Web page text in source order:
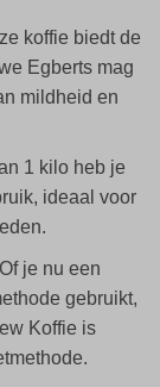
koffie biedt de
Egberts mag
mildheid en
1 kilo heb je
ideaal voor
je nu een
gebruikt,
Koffie is